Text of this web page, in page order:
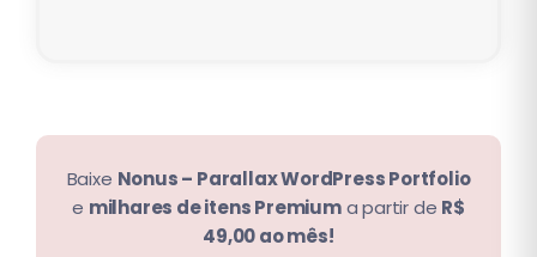
Baixe Nonus – Parallax WordPress Portfolio
e milhares de itens Premiuma partir de R$
49,00 ao mês!